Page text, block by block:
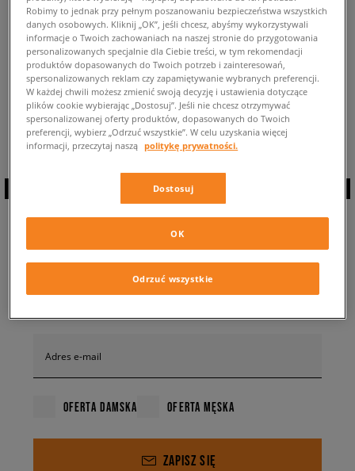
POWRÓT DO SKLEPU
Aktualnie przeglądasz buty: Nike Blazer 77 Platform ⭐ Dostępne modele
tych modnych sneakersów: 0 ✅
ZAPISZ SIĘ DO
NEWSLETTERA
Adres e-mail
OFERTA DAMSKA OFERTA MĘSKA
ZAPISZ SIĘ
Robimy to jednak przy pełnym poszanowaniu bezpieczeństwa wszystkich
danych osobowych. Kliknij „OK”, jeśli chcesz, abyśmy wykorzystywali
informacje o Twoich zachowaniach na naszej stronie do przygotowania
personalizowanych specjalnie dla Ciebie treści, w tym rekomendacji
produktów dopasowanych do Twoich potrzeb i zainteresowań,
spersonalizowanych reklam czy zapamiętywanie wybranych preferencji.
W każdej chwili możesz zmienić swoją decyzję i ustawienia dotyczące
plików cookie wybierając „Dostosuj”. Jeśli nie chcesz otrzymywać
spersonalizowanej oferty produktów, dopasowanych do Twoich
preferencji, wybierz „Odrzuć wszystkie”. W celu uzyskania więcej
informacji, przeczytaj naszą politykę prywatności.
Dostosuj
Odrzuć wszystkie
OK